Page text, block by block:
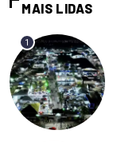
MAIS LIDAS
1